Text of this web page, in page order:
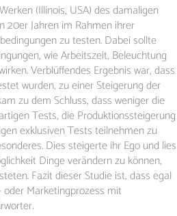
(Illinois, USA) des damaligen
20er Jahren im Rahmen ihrer
zu testen. Dabei sollte
wie Arbeitszeit, Beleuchtung
Verblüffendes Ergebnis war, dass
wurden, zu einer Steigerung der
zu dem Schluss, dass weniger die
Tests, die Produktionssteigerung
exklusiven Tests teilnehmen zu
Dies steigerte ihr Ego und lies
Dinge verändern zu können,
Fazit dieser Studie ist, dass egal
Marketingprozess mit